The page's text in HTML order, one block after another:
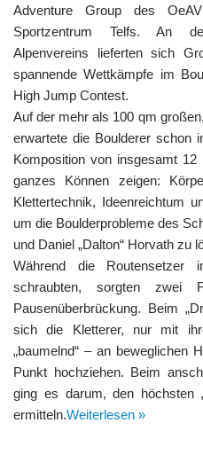
Adventure Group des
Sportzentrum Telfs. An
Alpenvereins lieferten sich
spannende Wettkämpfe im
High Jump Contest.
Auf der mehr als 100 qm
erwartete die Boulderer schon
Komposition von insgesamt
ganzes Können zeigen:
Klettertechnik, Ideenreichtum
um die Boulderprobleme des
und Daniel „Dalton“ Horvath zu
Während die Routensetzer
schraubten, sorgten zwei
Pausenüberbrückung. Beim
sich die Kletterer, nur mit
„baumelnd“ – an beweglichen
Punkt hochziehen. Beim
ging es darum, den höchsten
ermitteln.Weiterlesen »